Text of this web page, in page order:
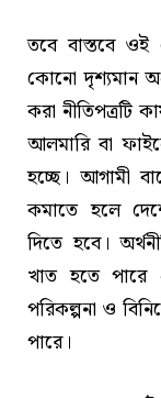
তবে বাস্তবে ওই
কোনো দৃশ্যমান
করা নীতিপত্রটি
আলমারি বা
হচ্ছে। আগামী
কমাতে হলে
দিতে হবে।
খাত হতে পারে
পরিকল্পনা ও
পারে।